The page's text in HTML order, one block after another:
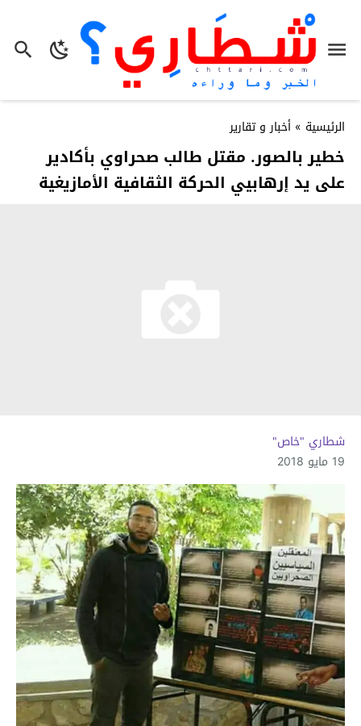
الرئيسية » أخبار و تقارير
خطير بالصور. مقتل طالب صحراوي بأكادير
على يد إرهابيي الحركة الثقافية الأمازيغية
شطاري "خاص"
19 مايو 2018